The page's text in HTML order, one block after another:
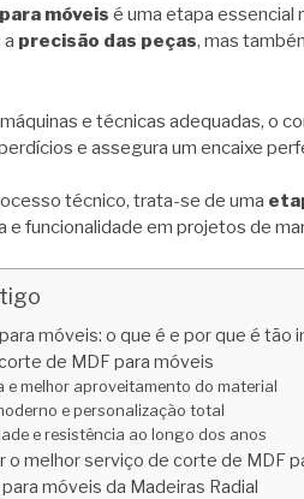
móveis é uma etapa essencial
precisão das peças, mas
e técnicas adequadas, o
e assegura um encaixe
técnico, trata-se de uma
e funcionalidade em projetos de
móveis: o que é e por que é tão
de MDF para móveis
e melhor aproveitamento do material
e personalização total
e resistência ao longo dos anos
o melhor serviço de corte de MDF
móveis da Madeiras Radial